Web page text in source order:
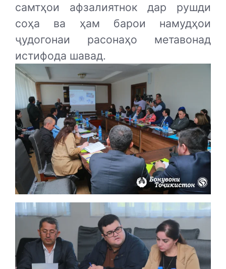
самтҳои афзалиятнок дар рушди
соҳа ва ҳам барои намудҳои
ҷудогонаи расонаҳо метавонад
истифода шавад.